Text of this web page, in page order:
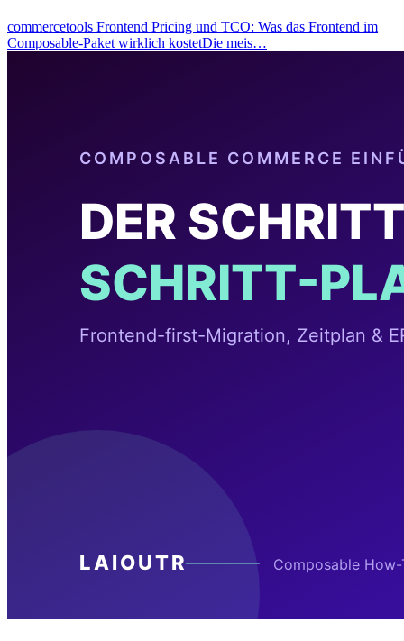
commercetools Frontend Pricing und TCO: Was das Frontend im
Composable-Paket wirklich kostetDie meis…